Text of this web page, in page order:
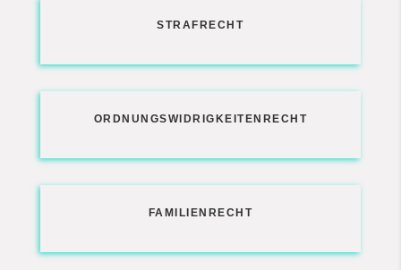
STRAFRECHT
ORDNUNGSWIDRIGKEITENRECHT
FAMILIENRECHT